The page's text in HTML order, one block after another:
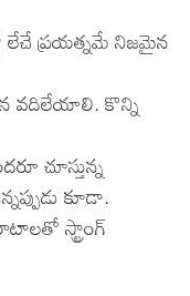
లేచే ప్రయత్నమే నిజమైన
వదిలేయాలి. కొన్ని
చూస్తున్న
కూడా.
స్ట్రాంగ్